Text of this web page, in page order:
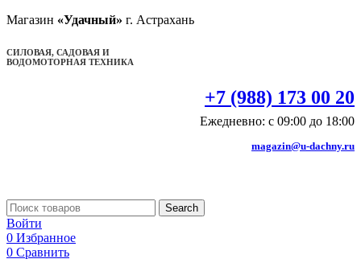
Магазин «Удачный» г. Астрахань
СИЛОВАЯ, САДОВАЯ И
ВОДОМОТОРНАЯ ТЕХНИКА
+7 (988) 173 00 20
Ежедневно: с 09:00 до 18:00
magazin@u-dachny.ru
Search
Войти
0 Избранное
0 Сравнить